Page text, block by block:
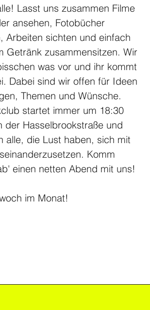
Lasst uns zusammen Filme
ansehen, Fotobücher
Arbeiten sichten und einfach
Getränk zusammensitzen. Wir
was vor und ihr kommt
Dabei sind wir offen für Ideen
Themen und Wünsche.
startet immer um 18:30
der Hasselbrookstraße und
alle, die Lust haben, sich mit
Komm
einen netten Abend mit uns!
im Monat!